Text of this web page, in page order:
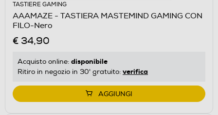
TASTIERE GAMING
AAAMAZE - TASTIERA MASTEMIND GAMING CON
FILO-Nero
€ 34,90
Acquisto online: disponibile
Ritiro in negozio in 30' gratuito: verifica
AGGIUNGI